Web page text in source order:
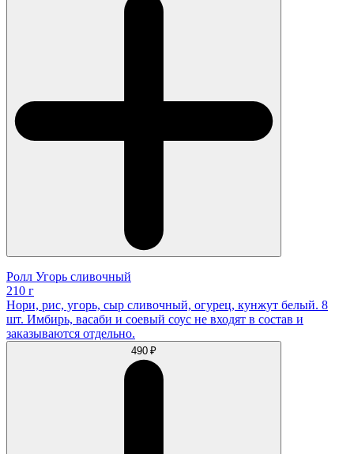
Ролл Угорь сливочный
210 г
Нори, рис, угорь, сыр сливочный, огурец, кунжут белый. 8
шт. Имбирь, васаби и соевый соус не входят в состав и
заказываются отдельно.
490 ₽